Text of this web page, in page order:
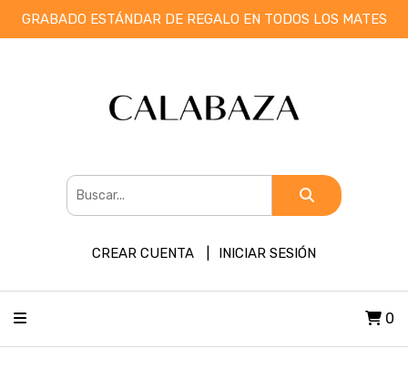
GRABADO ESTÁNDAR DE REGALO EN TODOS LOS MATES
CREAR CUENTA INICIAR SESIÓN
0